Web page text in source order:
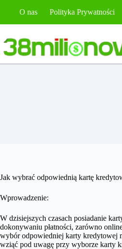
O nas Polityka Prywatności
Jak wybrać odpowiednią kartę
Wprowadzenie:
W dzisiejszych czasach posiadanie
dokonywaniu płatności, zarówno
wybór odpowiedniej karty kredytowej
wziąć pod uwagę przy wyborze karty